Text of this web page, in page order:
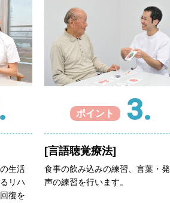
生活
リハ
復を
ポイント 3.
[言語聴覚療法]
食事の飲み込みの練習、言葉・発
声の練習を行います。